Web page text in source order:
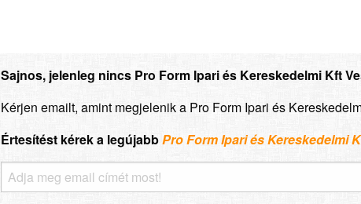
Sajnos, jelenleg nincs Pro Form Ipari és Kereskedelmi Kft
Kérjen emailt, amint megjelenik a Pro Form Ipari és
Értesítést kérek a legújabbPro Form Ipari és Kereskedelmi